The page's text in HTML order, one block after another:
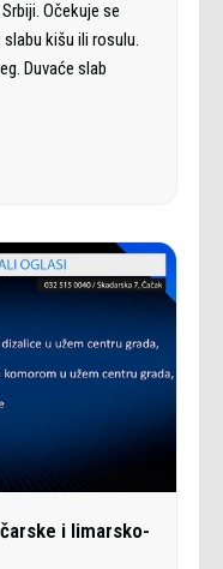
Očekuje se
kišu ili rosulu.
Duvaće slab
i limarsko-